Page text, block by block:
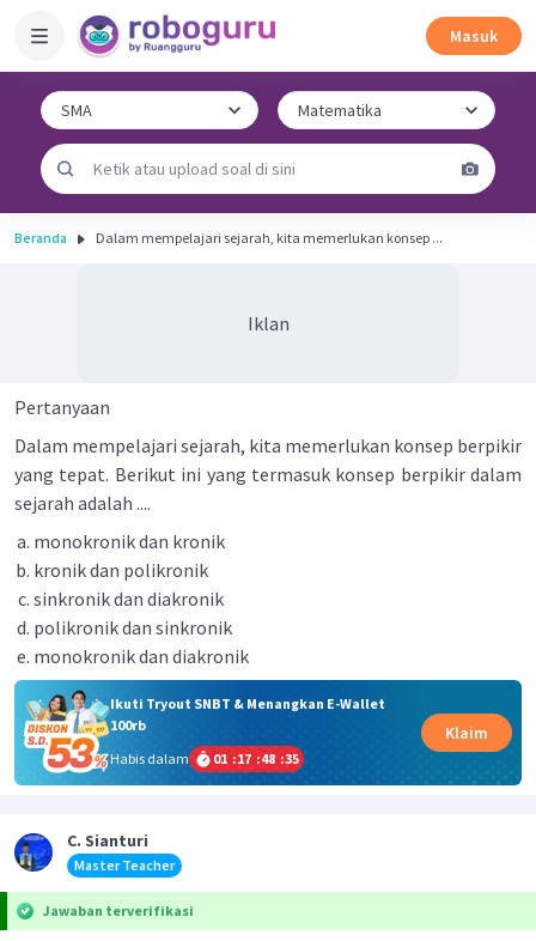
Masuk
Beranda Dalam mempelajari sejarah, kita memerlukan konsep ...
Iklan
Pertanyaan
Dalam mempelajari sejarah, kita memerlukan konsep berpikir
yang tepat. Berikut ini yang termasuk konsep berpikir dalam
sejarah adalah ....
monokronik dan kronik
kronik dan polikronik
sinkronik dan diakronik
polikronik dan sinkronik
monokronik dan diakronik
Ikuti Tryout SNBT & Menangkan E-Wallet
100rb
Habis dalam
01 :17 :48 :35
Klaim
C. Sianturi
Master Teacher
Jawaban terverifikasi